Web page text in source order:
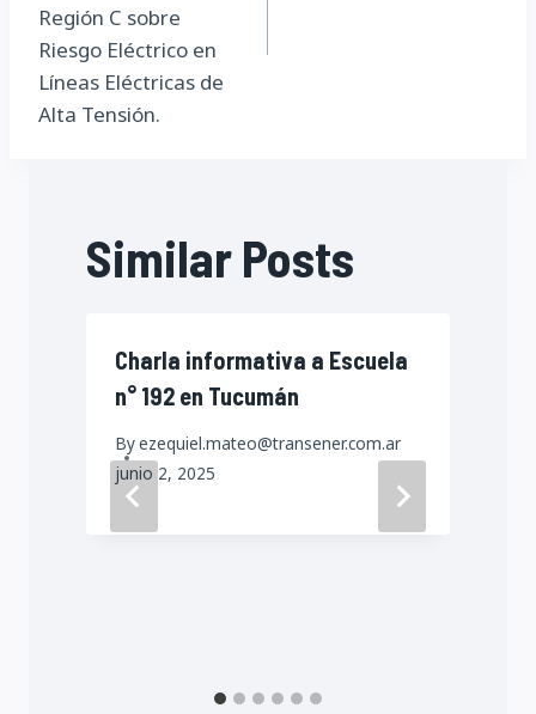
Región C sobre
Riesgo Eléctrico en
Líneas Eléctricas de
Alta Tensión.
Similar Posts
Charla informativa a Escuela
n° 192 en Tucumán
Byezequiel.mateo@transener.com.ar
junio 2, 2025